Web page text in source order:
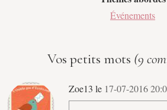
Événements
Vos petits mots (9
Zoe13 le 17-07-2016